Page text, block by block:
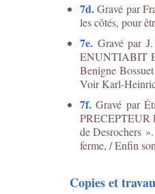
7d.Gravé par
les côtés, pour
7e. Gravé par
ENUNTIABIT
Benigne
Voir Karl-
7f. Gravé par
PRECEPTEUR
de Desrochers
ferme, / Enfin
Copies et